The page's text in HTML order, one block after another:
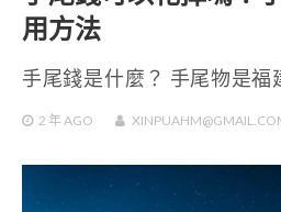
用方法
手尾錢是什麼？ 手尾物是
2 年AGO